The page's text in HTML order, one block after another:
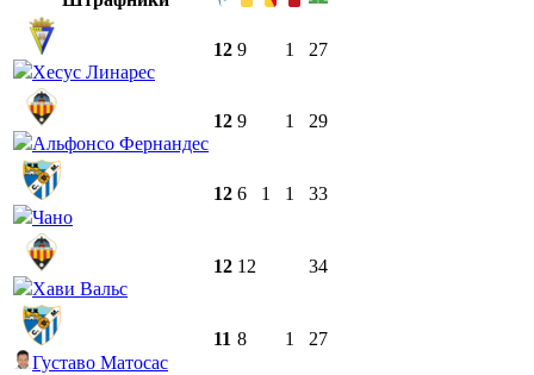
Хесус Линарес
12 9 1 27
Альфонсо Фернандес
12 9 1 29
Чано
12 6 1 1 33
Хави Вальс
12 12 34
Густаво Матосас
11 8 1 27